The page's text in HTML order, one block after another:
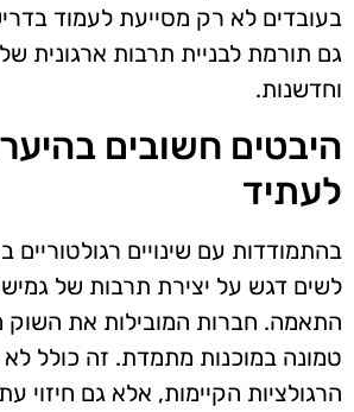
בעובדים לא רק מסייעת לעמוד
גם תורמת לבניית תרבות ארגונית של
וחדשנות.
היבטים חשובים
לעתיד
בהתמודדות עם שינויים רגולטוריים
לשים דגש על יצירת תרבות של
התאמה. חברות המובילות את השוק
טמונה במוכנות מתמדת. זה כולל
הרגולציות הקיימות, אלא גם חיזוי